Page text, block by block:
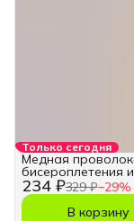
Только сегодня
234 ₽329 ₽−29%
Медная
бисероплетения и
рукоделия
В корзину